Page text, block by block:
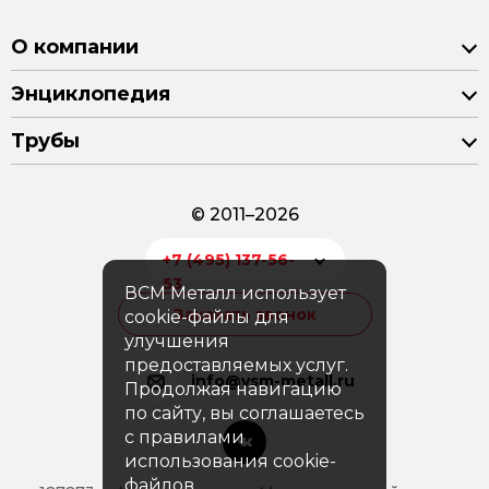
О компании
Энциклопедия
Трубы
© 2011–2026
+7 (495) 137-56-
53
Заказать звонок
info@vsm-metall.ru
ВСМ Металл использует
cookie-файлы для
улучшения
предоставляемых услуг.
Продолжая навигацию
по сайту, вы соглашаетесь
с правилами
использования cookie-